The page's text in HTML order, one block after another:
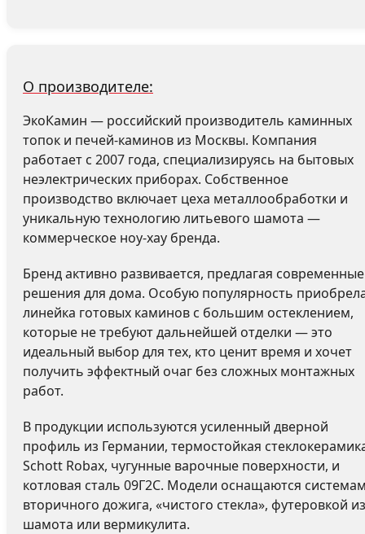
О производителе:
ЭкоКамин — российский производитель каминных
топок и печей-каминов из Москвы. Компания
работает с 2007 года, специализируясь на бытовых
неэлектрических приборах. Собственное
производство включает цеха металлообработки и
уникальную технологию литьевого шамота —
коммерческое ноу-хау бренда.
Бренд активно развивается, предлагая современные
решения для дома. Особую популярность
линейка готовых каминов с большим остеклением,
которые не требуют дальнейшей отделки — это
идеальный выбор для тех, кто ценит время и хочет
получить эффектный очаг без сложных монтажных
работ.
В продукции используются усиленный дверной
профиль из Германии, термостойкая
Schott Robax, чугунные варочные поверхности, и
котловая сталь 09Г2С. Модели оснащаются
вторичного дожига, «чистого стекла», футеровкой из
шамота или вермикулита.